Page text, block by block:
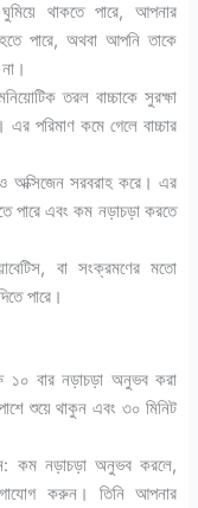
থাকতে পারে, আপনার
পারে, অথবা আপনি তাকে
তরল বাচ্চাকে সুরক্ষা
পরিমাণ কমে গেলে বাচ্চার
ও অক্সিজেন সরবরাহ করে। এর
পারে এবং কম নড়াচড়া করতে
বা সংক্রমণের মতো
পারে।
১০ বার নড়াচড়া অনুভব করা
শুয়ে থাকুন এবং ৩০ মিনিট
কম নড়াচড়া অনুভব করলে,
করুন। তিনি আপনার